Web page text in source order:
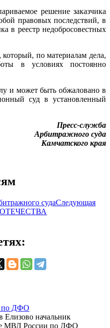
решение заказчика
правовых последствий, в
в реестр недобросовестных
по материалам дела,
в условиях постоянно
и может быть обжаловано в
суд в установленный
Пресс-служба
Арбитражного суда
Камчатского края
судаСледующая
по ДФО
Елизово начальник
МВД России по ДФО